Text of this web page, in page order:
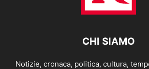
CHI SIAMO
Notizie, cronaca, politica, cultura,